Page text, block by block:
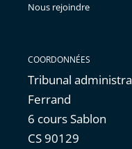
Nous rejoindre
COORDONNÉES
Tribunal
Ferrand
6 cours Sablon
CS 90129